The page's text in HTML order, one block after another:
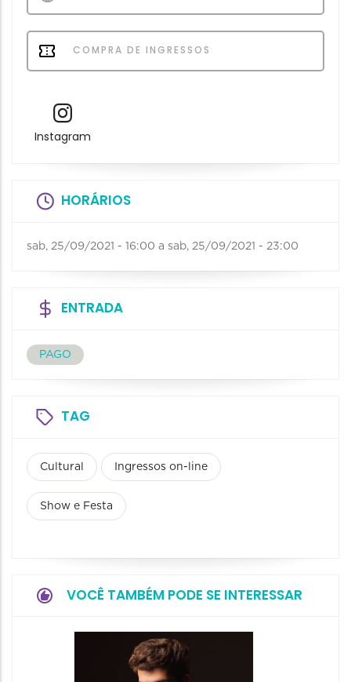
COMPRA DE INGRESSOS
Instagram
HORÁRIOS
sab, 25/09/2021 - 16:00 a sab, 25/09/2021 - 23:00
ENTRADA
PAGO
TAG
Cultural Ingressos on-line
Show e Festa
VOCÊ TAMBÉM PODE SE INTERESSAR